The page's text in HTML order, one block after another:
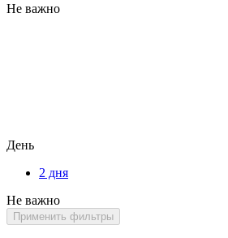
Не важно
День
2 дня
Не важно
Применить фильтры